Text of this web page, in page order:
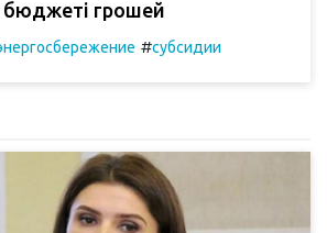
бюджеті грошей
#субсидии